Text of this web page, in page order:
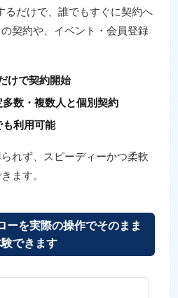
るだけで、誰でもすぐに契約へ
契約や、イベント・会員登録
けで契約開始
数・複数人と個別契約
利用可能
れず、スピーディーかつ柔軟
ます。
ーを実際の操作でそのまま
できます